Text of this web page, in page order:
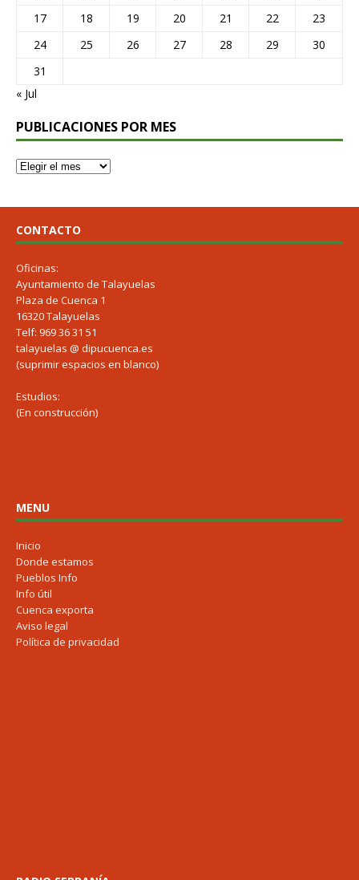
17
18 19 20 21 22
23
24
25 26 27 28 29
30
31
« Jul
PUBLICACIONES POR MES
CONTACTO
Oficinas:
Ayuntamiento de Talayuelas
Plaza de Cuenca 1
16320 Talayuelas
Telf: 969 36 31 51
talayuelas @ dipucuenca.es
(suprimir espacios en blanco)
Estudios:
(En construcción)
MENU
Inicio
Donde estamos
Pueblos Info
Info útil
Cuenca exporta
Aviso legal
Política de privacidad